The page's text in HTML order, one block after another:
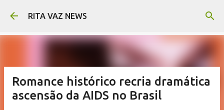
Pular para o conteúdo principal
RITA VAZ NEWS
Romance histórico recria dramática
ascensão da AIDS no Brasil